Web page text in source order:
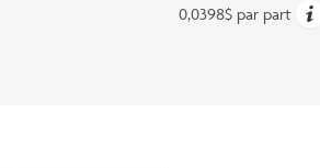
0,0398$ par part